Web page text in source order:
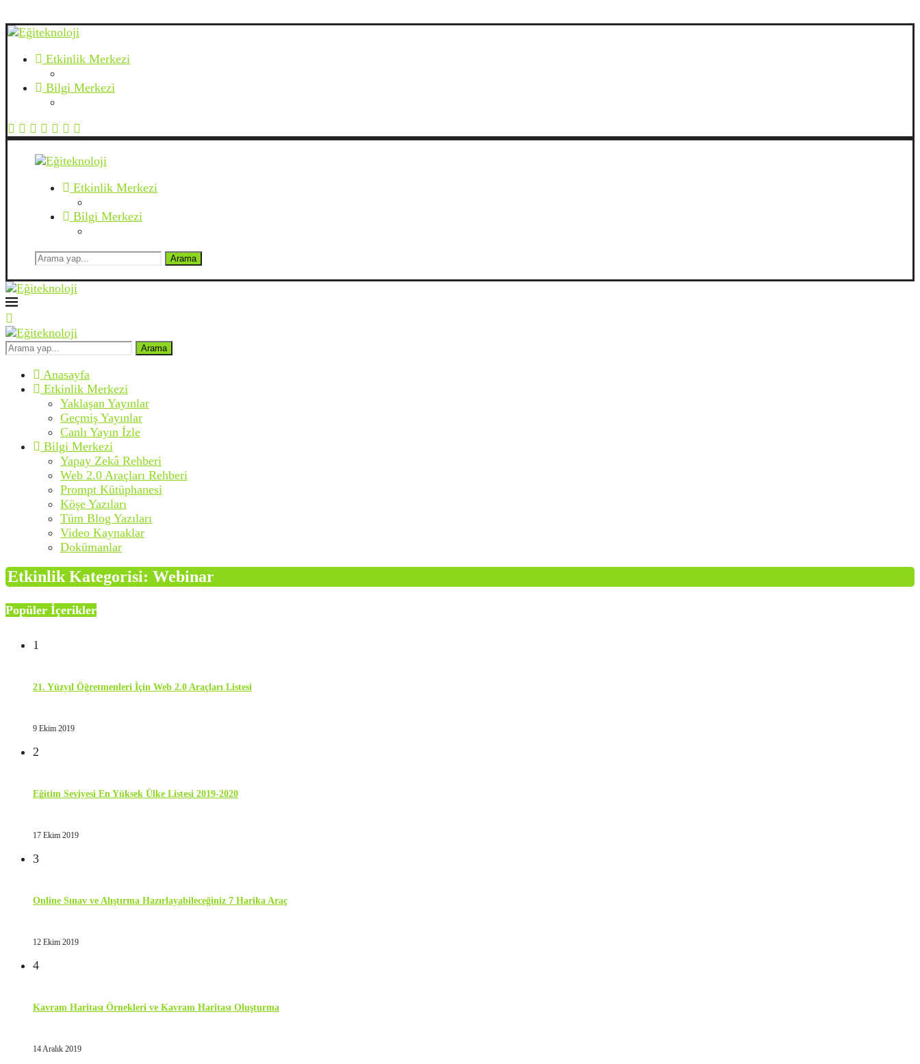
Etkinlik Merkezi
Bilgi Merkezi
Etkinlik Merkezi
Bilgi Merkezi
Arama
Arama
Anasayfa
Etkinlik Merkezi
Yaklaşan Yayınlar
Geçmiş Yayınlar
Canlı Yayın İzle
Bilgi Merkezi
Yapay Zekâ Rehberi
Web 2.0 Araçları Rehberi
Prompt Kütüphanesi
Köşe Yazıları
Tüm Blog Yazıları
Video Kaynaklar
Dokümanlar
Etkinlik Kategorisi: Webinar
Popüler İçerikler
1
21. Yüzyıl Öğretmenleri İçin Web 2.0 Araçları Listesi
9 Ekim 2019
2
Eğitim Seviyesi En Yüksek Ülke Listesi 2019-2020
17 Ekim 2019
3
Online Sınav ve Alıştırma Hazırlayabileceğiniz 7 Harika Araç
12 Ekim 2019
4
Kavram Haritası Örnekleri ve Kavram Haritası Oluşturma
14 Aralık 2019